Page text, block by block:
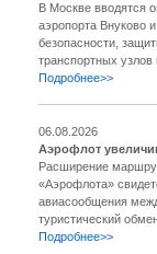
В Москве вводятся
аэропорта Внуково
безопасности,
транспортных узлов
Подробнее>>
06.08.2026
Аэрофлот
Расширение
«Аэрофлота»
авиасообщения
туристический
Подробнее>>